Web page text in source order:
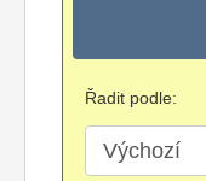
Řadit podle: